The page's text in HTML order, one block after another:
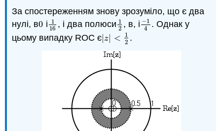
За спостереженням знову зрозуміло, що є два
нулі, в0
0 і 1
16
116, і два полюси 1
2
12, в, і −1
4
−14. Однак у
цьому випадку ROC є|z| <
1
2
|z <1 2 .